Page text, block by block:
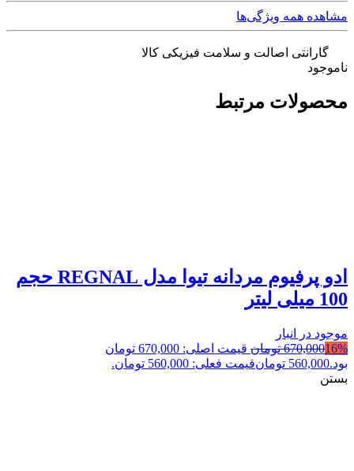
مشاهده همه ویژگی‌ها
گارانتی اصالت و سلامت فیزیکی کالا
ناموجود
محصولات مرتبط
ادو پرفیوم مردانه تیوا مدل REGNAL حجم
100 میلی لیتر
موجود در انبار
16%
670,000 تومان
قیمت اصلی: 670,000 تومان
بود.560,000 تومانقیمت فعلی: 560,000 تومان.
بستن